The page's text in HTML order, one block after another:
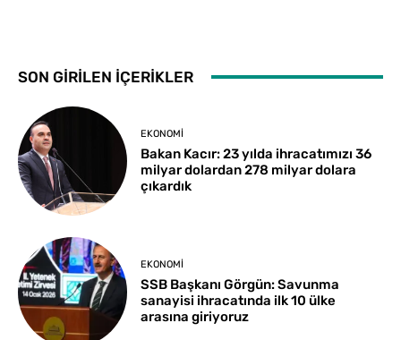
SON GİRİLEN İÇERİKLER
EKONOMI
Bakan Kacır: 23 yılda ihracatımızı 36
milyar dolardan 278 milyar dolara
çıkardık
EKONOMI
SSB Başkanı Görgün: Savunma
sanayisi ihracatında ilk 10 ülke
arasına giriyoruz